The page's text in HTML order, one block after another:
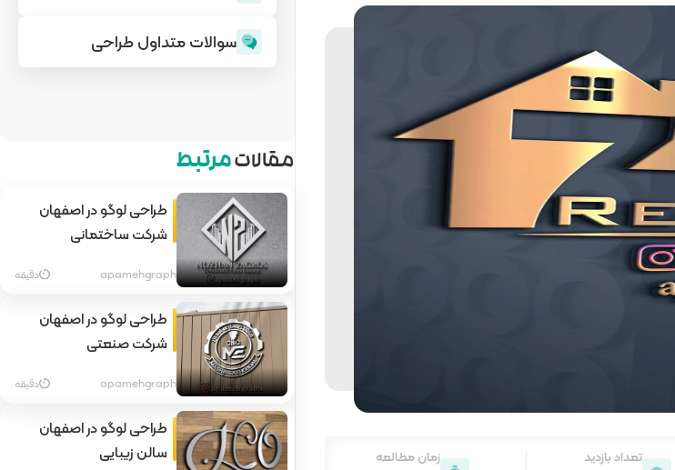
تعداد بازدید زمان مطالعه
سوالات متداول طراحی
مقالاتمرتبط
طراحی لوگو در اصفهان
شرکت ساختمانی
apamehgraph دقیقه
طراحی لوگو در اصفهان
شرکت صنعتی
apamehgraph دقیقه
طراحی لوگو در اصفهان
سالن زیبایی